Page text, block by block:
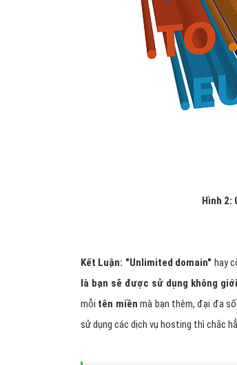
Hình 2:
Kết Luận: "Unlimited domain" hay
là bạn sẽ được sử dụng không
mỗi tên miền mà bạn thêm, đại đa
sử dụng các dịch vụ hosting thì chắc